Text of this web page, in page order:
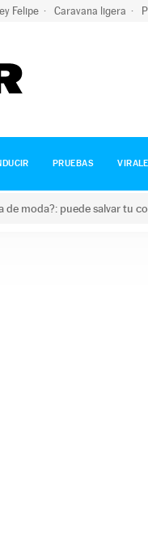
Felipe Caravana ligera
PRUEBAS
de moda?: puede salvar tu